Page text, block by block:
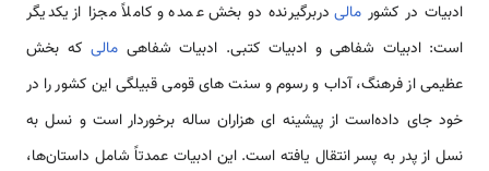
ادبیات در کشور مالیدربرگیرنده دو بخش عمده و کاملاً مجزا از یکدیگر
است: ادبیات شفاهی و ادبیات کتبی. ادبیات شفاهی مالی که بخش
عظیمی از فرهنگ، آداب و رسوم و سنت های قومی قبیلگی این کشور را در
خود جای داده‌است از پیشینه ای هزاران ساله برخوردار است و نسل به
نسل از پدر به پسر انتقال یافته است. این ادبیات عمدتاً شامل داستان‌ها،